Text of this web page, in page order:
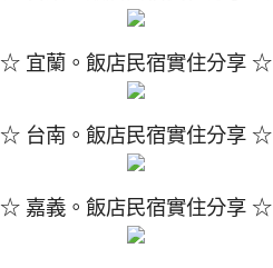
☆ 宜蘭。飯店民宿實住分享 ☆
☆ 台南。飯店民宿實住分享 ☆
☆ 嘉義。飯店民宿實住分享 ☆